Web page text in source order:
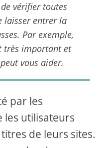
vérifier toutes
laisser entrer la
Par exemple,
très important et
vous aider.
par les
les utilisateurs
de leurs sites.